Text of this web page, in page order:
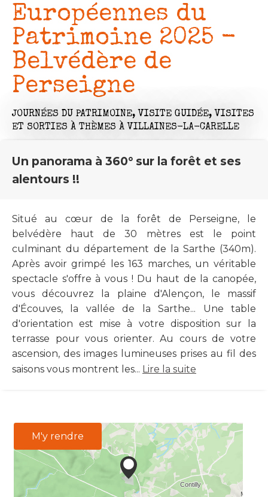
Européennes du
Patrimoine 2025 -
Belvédère de
Perseigne
JOURNÉES DU PATRIMOINE, VISITE GUIDÉE, VISITES
ET SORTIES À THÈMES À VILLAINES-LA-CARELLE
Un panorama à 360° sur la forêt et ses
alentours !!
Situé au cœur de la forêt de Perseigne, le
belvédère haut de 30 mètres est le point
culminant du département de la Sarthe (340m).
Après avoir grimpé les 163 marches, un véritable
spectacle s'offre à vous ! Du haut de la canopée,
vous découvrez la plaine d'Alençon, le massif
d'Écouves, la vallée de la Sarthe... Une table
d'orientation est mise à votre disposition sur la
terrasse pour vous orienter. Au cours de votre
ascension, des images lumineuses prises au fil des
saisons vous montrent les... Lire la suite
M'y rendre